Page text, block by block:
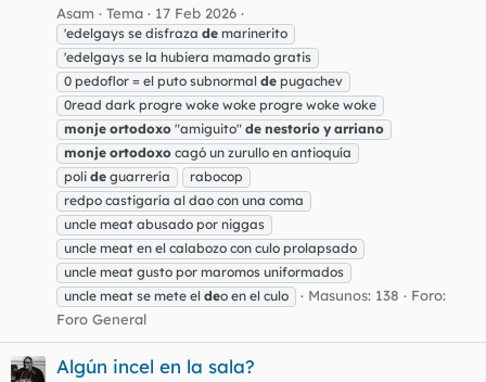
Asam Tema 17 Feb 2026
'edelgays se disfraza de marinerito
'edelgays se la hubiera mamado gratis
0 pedoflor = el puto subnormal de pugachev
0read dark progre woke woke progre woke woke
monje ortodoxo "amiguito" de nestorio y arriano
monje ortodoxo cagó un zurullo en antioquía
poli de guarrería
rabocop
redpo castigaría al dao con una coma
uncle meat abusado por niggas
uncle meat en el calabozo con culo prolapsado
uncle meat gusto por maromos uniformados
uncle meat se mete el deo en el culo Masunos: 138
Foro:
Foro General
Algún incel en la sala?